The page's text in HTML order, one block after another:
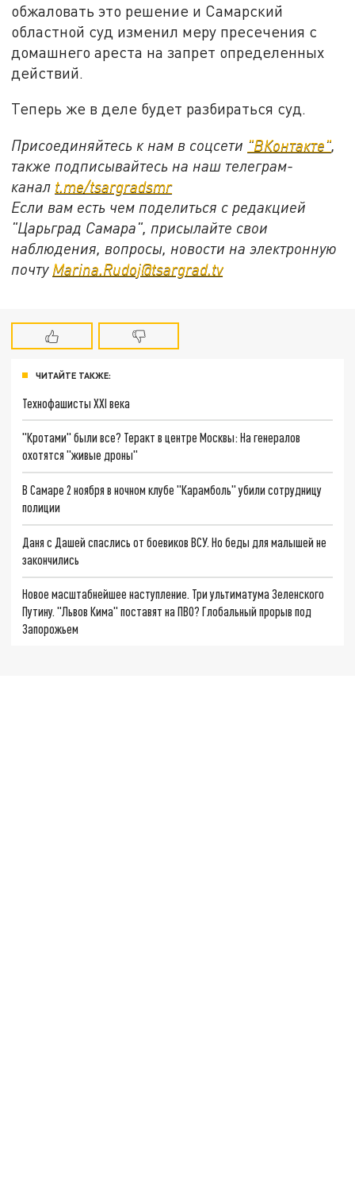
обжаловать это решение и Самарский
областной суд изменил меру пресечения с
домашнего ареста на запрет определенных
действий.
Теперь же в деле будет разбираться суд.
Присоединяйтесь к нам в соцсети "ВКонтакте",
также подписывайтесь на наш телеграм-
канал t.me/tsargradsmr
Если вам есть чем поделиться с редакцией
"Царьград Самара", присылайте свои
наблюдения, вопросы, новости на электронную
почту Marina.Rudoj@tsargrad.tv
ЧИТАЙТЕ ТАКЖЕ:
Технофашисты XXI века
"Кротами" были все? Теракт в центре Москвы: На генералов
охотятся "живые дроны"
В Самаре 2 ноября в ночном клубе "Карамболь" убили сотрудницу
полиции
Даня с Дашей спаслись от боевиков ВСУ. Но беды для малышей не
закончились
Новое масштабнейшее наступление. Три ультиматума Зеленского
Путину. "Львов Кима" поставят на ПВО? Глобальный прорыв под
Запорожьем